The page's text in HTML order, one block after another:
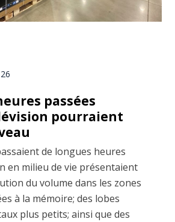
passées
pourraient
de longues heures
en milieu de vie présentaient
du volume dans les zones
à la mémoire; des lobes
plus petits; ainsi que des